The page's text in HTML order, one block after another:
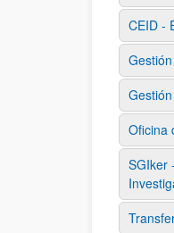
CEID -
Oficina
SGIker